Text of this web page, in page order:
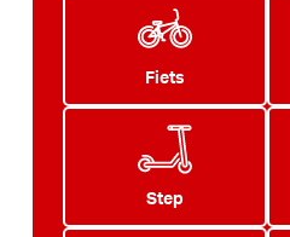
Fiets
Step